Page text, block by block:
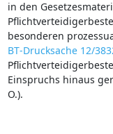
in den
besonderen
BT‑Drucksache 12/
Einspruchs hinaus
O.).